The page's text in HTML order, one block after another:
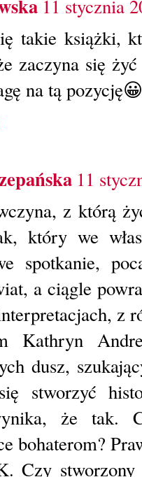
11 stycznia
takie książki,
zaczyna się
na tą pozycję😀
11
z którą
który we
spotkanie,
a ciągle
z
Kathryn
dusz,
stworzyć
że tak.
bohaterom?
Czy stworzony